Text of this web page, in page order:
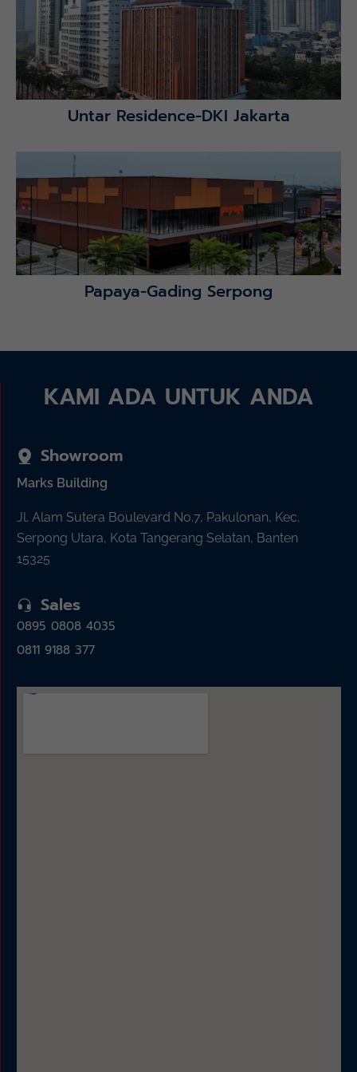
Untar Residence-DKI Jakarta
Lihat Detail Proyek
Papaya-Gading Serpong
KAMI ADA UNTUK ANDA
Showroom
Marks Building
Jl. Alam Sutera Boulevard No.7, Pakulonan, Kec.
Serpong Utara, Kota Tangerang Selatan, Banten
15325
Sales
0895 0808 4035
0811 9188 377